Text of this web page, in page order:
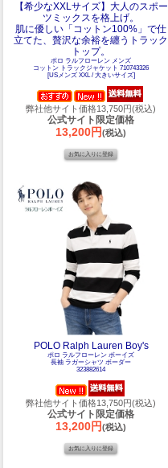
【希少なXXLサイズ】大人のスポー
ツミックスを格上げ。
肌に優しい「コットン100%」で仕
立てた、贅沢な余裕を纏うトラック
トップ。
ポロ ラルフローレン メンズ
コットン トラックジャケット 710743326
[USメンズ XXL / 大きいサイズ]
弊社他サイト価格13,750円(税込)
公式サイト限定価格
13,200円(税込)
POLO Ralph Lauren Boy's
ポロ ラルフローレン ボーイズ
長袖 ラガーシャツ ボーダー
323882614
弊社他サイト価格13,750円(税込)
公式サイト限定価格
13,200円(税込)